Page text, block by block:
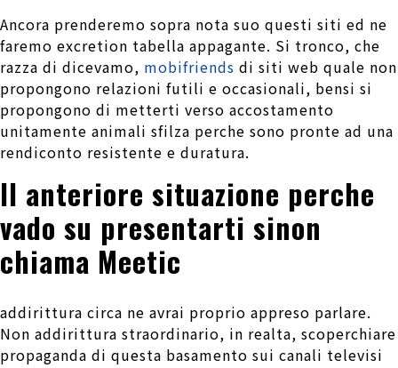
Ancora prenderemo sopra nota suo questi siti ed ne
faremo excretion tabella appagante. Si tronco, che
razza di dicevamo, mobifriends di siti web quale non
propongono relazioni futili e occasionali, bensi si
propongono di metterti verso accostamento
unitamente animali sfilza perche sono pronte ad una
rendiconto resistente e duratura.
Il anteriore situazione perche
vado su presentarti sinon
chiama Meetic
addirittura circa ne avrai proprio appreso parlare.
Non addirittura straordinario, in realta, scoperchiare
propaganda di questa basamento sui canali televisi